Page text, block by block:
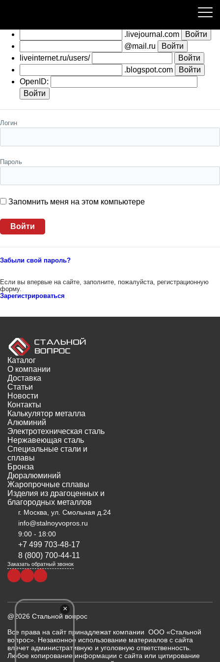
.livejournal.com
@mail.ru
liveinternet.ru/users/
.blogspot.com
OpenID:
Логин
Пароль
Запомнить меня на этом компьютере
Забыли свой пароль?
Если вы впервые на сайте, заполните, пожалуйста, регистрационную
форму.
Зарегистрироваться
Каталог
О компании
Доставка
Статьи
Новости
Контакты
Калькулятор металла
Алюминий
Электротехническая сталь
Нержавеющая сталь
Специальные стали и
сплавы
Бронза
Дюралюминий
Жаропрочные сплавы
Изделия из драгоценных и
благородных металлов
г. Москва, ул. Смольная д.24
info@stalnoyvopros.ru
9:00 - 18:00
+7 499 703-48-17
8 (800) 700-44-11
Заказать обратный звонок
@2026 Стальной вопрос
Все права на сайт принадлежат компании ООО «Стальной
вопрос». Незаконное использование материалов с сайта
влечет административную и уголовную ответственность.
Любое копирование информации с сайта или цитирование
×